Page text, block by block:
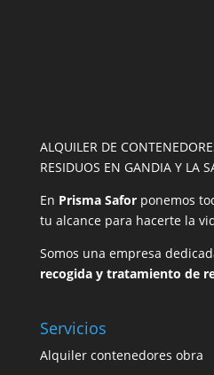
ALQUILER DE
RESIDUOS EN GANDIA Y LA
En Prisma Saforponemos
tu alcance para hacerte la
Somos una empresa
recogida y tratamiento de
Servicios
Alquiler contenedores obra